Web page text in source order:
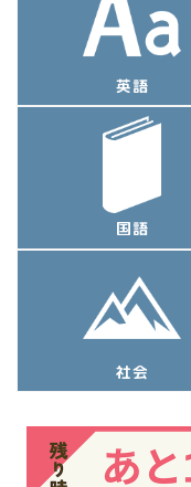
英語
国語
社会